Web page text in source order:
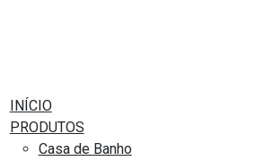
INÍCIO
PRODUTOS
Casa de Banho